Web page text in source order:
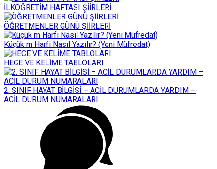
İLKÖĞRETİM HAFTASI ŞİİRLERİ
ÖĞRETMENLER GÜNÜ ŞİİRLERİ
Küçük m Harfi Nasıl Yazılır? (Yeni Müfredat)
HECE VE KELİME TABLOLARI
2. SINIF HAYAT BİLGİSİ – ACİL DURUMLARDA YARDIM –
ACİL DURUM NUMARALARI